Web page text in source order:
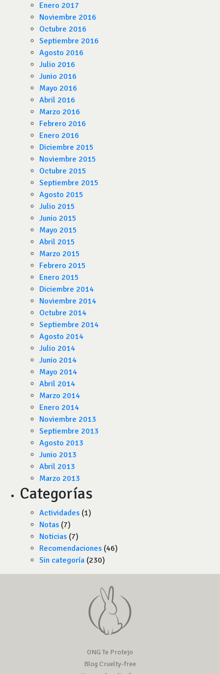
Enero 2017
Noviembre 2016
Octubre 2016
Septiembre 2016
Agosto 2016
Julio 2016
Junio 2016
Mayo 2016
Abril 2016
Marzo 2016
Febrero 2016
Enero 2016
Diciembre 2015
Noviembre 2015
Octubre 2015
Septiembre 2015
Agosto 2015
Julio 2015
Junio 2015
Mayo 2015
Abril 2015
Marzo 2015
Febrero 2015
Enero 2015
Diciembre 2014
Noviembre 2014
Octubre 2014
Septiembre 2014
Agosto 2014
Julio 2014
Junio 2014
Mayo 2014
Abril 2014
Marzo 2014
Enero 2014
Noviembre 2013
Septiembre 2013
Agosto 2013
Junio 2013
Abril 2013
Marzo 2013
Categorías
Actividades (1)
Notas (7)
Noticias (7)
Recomendaciones (46)
Sin categoría (230)
ONG Te Protejo
Blog Cruelty-free